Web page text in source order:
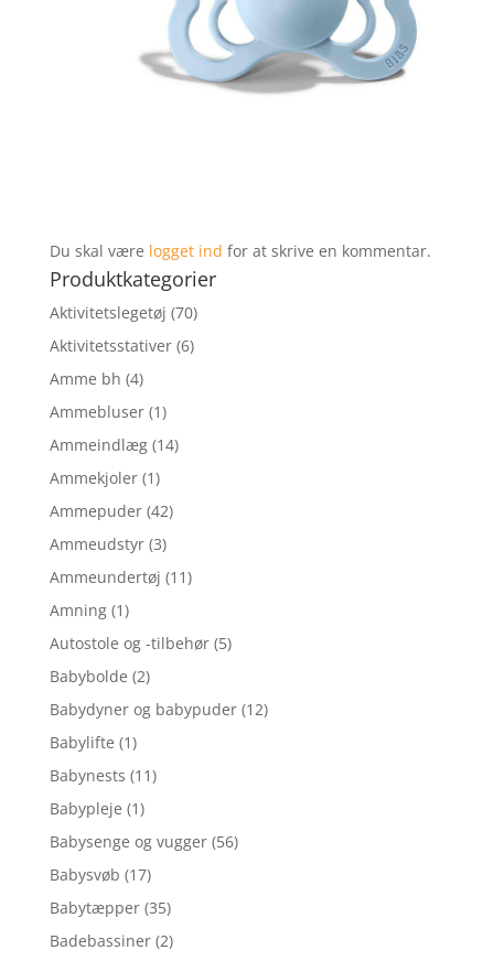
Du skal være logget ind for at skrive en kommentar.
Produktkategorier
Aktivitetslegetøj (70)
Aktivitetsstativer (6)
Amme bh (4)
Ammebluser (1)
Ammeindlæg (14)
Ammekjoler (1)
Ammepuder (42)
Ammeudstyr (3)
Ammeundertøj (11)
Amning (1)
Autostole og -tilbehør (5)
Babybolde (2)
Babydyner og babypuder (12)
Babylifte (1)
Babynests (11)
Babypleje (1)
Babysenge og vugger (56)
Babysvøb (17)
Babytæpper (35)
Badebassiner (2)